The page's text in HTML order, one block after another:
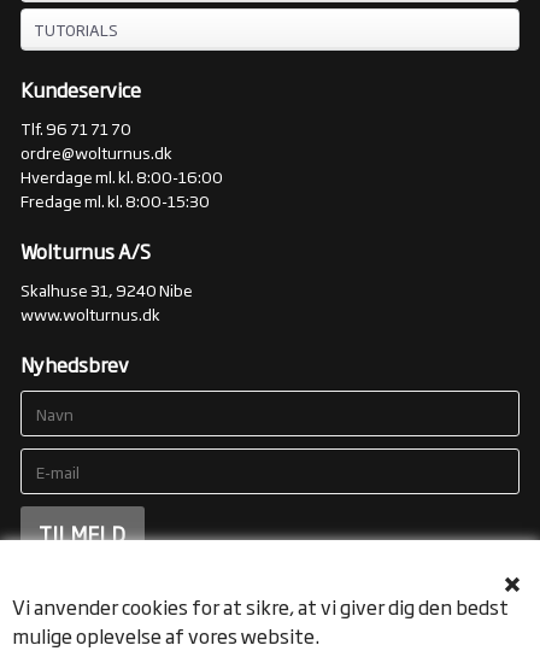
Vi anvender cookies for at sikre, at vi giver dig den bedst
mulige oplevelse af vores website.
TUTORIALS
Kundeservice
Tlf. 96 71 71 70
ordre@wolturnus.dk
Hverdage ml. kl. 8:00-16:00
Fredage ml. kl. 8:00-15:30
Wolturnus A/S
Skalhuse 31, 9240 Nibe
www.wolturnus.dk
Nyhedsbrev